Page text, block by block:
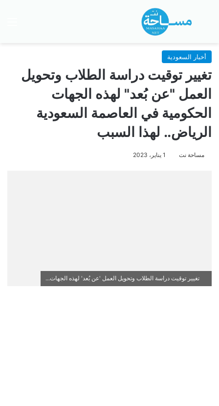
بحث عن
أخبار السعودية
تغيير توقيت دراسة الطلاب وتحويل
العمل "عن بُعد" لهذه الجهات
الحكومية في العاصمة السعودية
الرياض.. لهذا السبب
مساحة نت 1 يناير، 2023
تغيير توقيت دراسة الطلاب وتحويل العمل 'عن بُعد' لهذه الجهات...